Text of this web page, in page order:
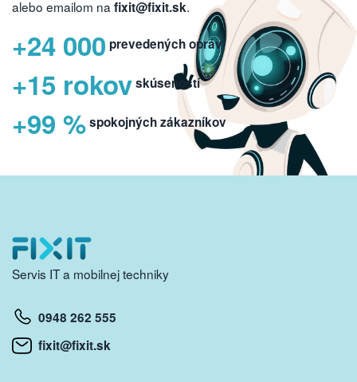
alebo emailom na fixit@fixit.sk.
+24 000 prevedených opráv
+15 rokovskúseností
+99 %spokojných zákazníkov
Servis IT a mobilnej techniky
0948 262 555
fixit@fixit.sk